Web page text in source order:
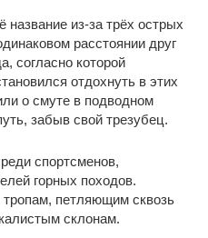
название из-за трёх острых
расстоянии друг
согласно которой
отдохнуть в этих
о смуте в подводном
забыв свой трезубец.
спортсменов,
горных походов.
петляющим сквозь
склонам.